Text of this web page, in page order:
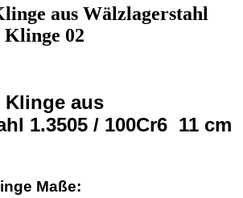
aus Wälzlagerstahl
Klinge 02
Klinge aus
1.3505 / 100Cr6 11 cm
Maße: